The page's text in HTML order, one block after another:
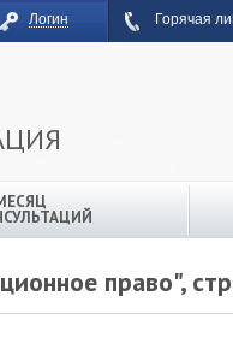
Логин Горячая
право",